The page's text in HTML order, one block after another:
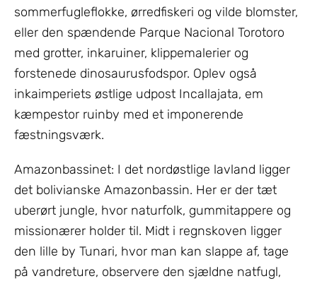
sommerfugleflokke, ørredfiskeri og vilde blomster,
eller den spændende Parque Nacional Torotoro
med grotter, inkaruiner, klippemalerier og
forstenede dinosaurusfodspor. Oplev også
inkaimperiets østlige udpost Incallajata, em
kæmpestor ruinby med et imponerende
fæstningsværk.
Amazonbassinet: I det nordøstlige lavland ligger
det bolivianske Amazonbassin. Her er der tæt
uberørt jungle, hvor naturfolk, gummitappere og
missionærer holder til. Midt i regnskoven ligger
den lille by Tunari, hvor man kan slappe af, tage
på vandreture, observere den sjældne natfugl,